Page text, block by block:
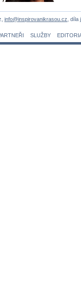
info@inspirovanikrasou.cz ,
SLUŽBY